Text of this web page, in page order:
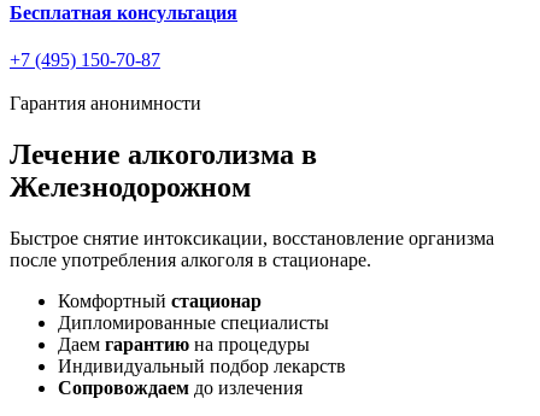
Бесплатная консультация
+7 (495) 150-70-87
Гарантия анонимности
Лечение алкоголизма в
Железнодорожном
Быстрое снятие интоксикации, восстановление организма
после употребления алкоголя в стационаре.
Комфортный стационар
Дипломированные специалисты
Даем гарантию на процедуры
Индивидуальный подбор лекарств
Сопровождаем до излечения